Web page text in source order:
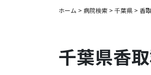
ホーム > 病院検索 > 千葉県 > 香
千葉県香